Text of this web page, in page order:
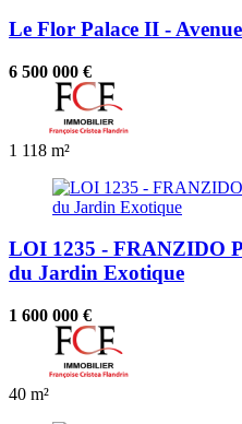
Le Flor Palace II -
6 500 000 €
1 118 m²
LOI 1235 - FRANZIDO
du Jardin Exotique
1 600 000 €
40 m²